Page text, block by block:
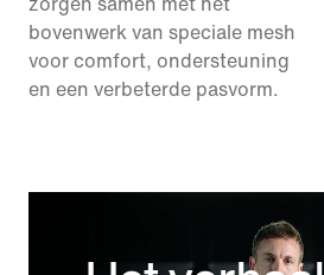
zorgen samen met het
bovenwerk van speciale mesh
voor comfort, ondersteuning
en een verbeterde pasvorm.